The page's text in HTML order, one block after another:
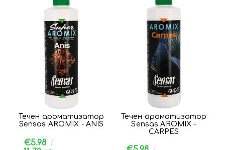
Течен ароматизатор
Sensas AROMIX - ANIS
€5.98
Течен ароматизатор
Sensas AROMIX -
CARPES